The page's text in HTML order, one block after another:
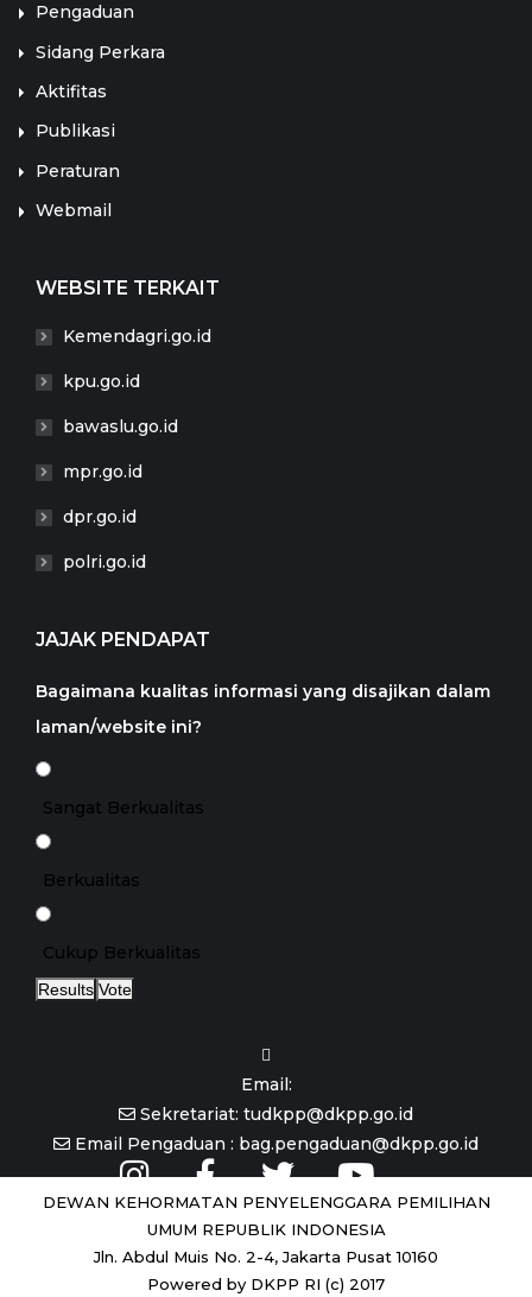
Pengaduan
Sidang Perkara
Aktifitas
Publikasi
Peraturan
Webmail
WEBSITE TERKAIT
Kemendagri.go.id
kpu.go.id
bawaslu.go.id
mpr.go.id
dpr.go.id
polri.go.id
JAJAK PENDAPAT
Bagaimana kualitas informasi yang disajikan dalam
laman/website ini?
Sangat Berkualitas
Berkualitas
Cukup Berkualitas
Results Vote
Email:
Sekretariat: tudkpp@dkpp.go.id
Email Pengaduan : bag.pengaduan@dkpp.go.id
DEWAN KEHORMATAN PENYELENGGARA PEMILIHAN
UMUM REPUBLIK INDONESIA
Jln. Abdul Muis No. 2-4, Jakarta Pusat 10160
Powered by DKPP RI (c) 2017